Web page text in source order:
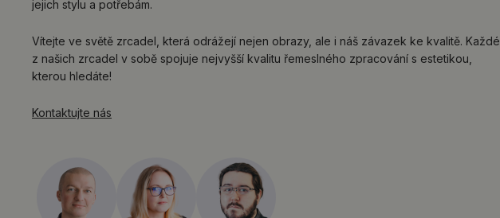
jejich stylu a potřebám.
Vítejte ve světě zrcadel, která odrážejí nejen obrazy, ale i náš závazek ke kvalitě. Každé
z našich zrcadel v sobě spojuje nejvyšší kvalitu řemeslného zpracování s estetikou,
kterou hledáte!
Kontaktujte nás